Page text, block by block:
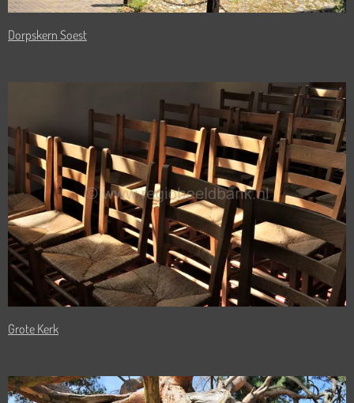
Dorpskern Soest
Grote Kerk